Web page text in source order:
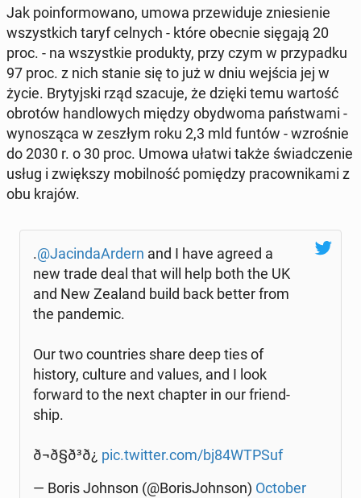
Jak po­in­for­mo­wa­no, umowa prze­wi­du­je znie­sie­nie
wszyst­kich taryf celnych - które obecnie sięgają 20
proc. - na wszyst­kie pro­duk­ty, przy czym w przy­pad­ku
97 proc. z nich stanie się to już w dniu wejścia jej w
życie. Bry­tyj­ski rząd szacuje, że dzięki temu wartość
obrotów han­dlo­wych między oby­dwo­ma pań­stwa­mi -
wy­no­szą­ca w zeszłym roku 2,3 mld funtów - wzro­śnie
do 2030 r. o 30 proc. Umowa ułatwi także świad­cze­nie
usług i zwięk­szy mo­bil­ność po­mię­dzy pra­cow­ni­ka­mi z
obu krajów.
.@Ja­cin­da­Ar­dern and I have agreed a
new trade deal that will help both the UK
and New Zealand build back better from
the pan­de­mic.
Our two co­un­tries share deep ties of
history, culture and values, and I look
forward to the next chapter in our friend­
ship.
ð¬ð§ð³ð¿ pic.twitter.com/bj84WTPSuf
— Boris Johnson (@Bo­ri­sJohn­son) October